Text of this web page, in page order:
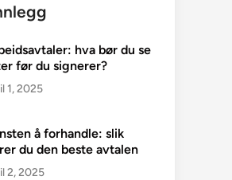
hva bør du se
før du signerer?
1, 2025
å forhandle: slik
du den beste avtalen
2, 2025